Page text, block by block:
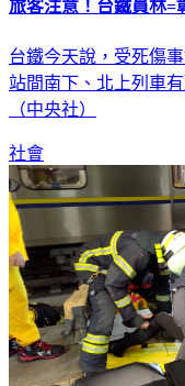
旅客注意！台鐵員林
台鐵今天說，受死傷
站間南下、北上列車
（中央社）
社會